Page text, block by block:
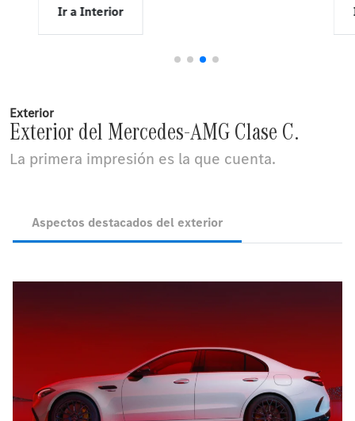
Ir a Interior
Exterior
Exterior del Mercedes-AMG Clase C.
La primera impresión es la que cuenta.
Aspectos destacados del exterior